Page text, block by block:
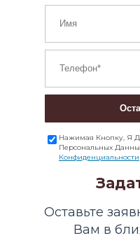
Нажимая Кнопку, Я
Персональных
Конфиденциальности
Оставьте
Вам в